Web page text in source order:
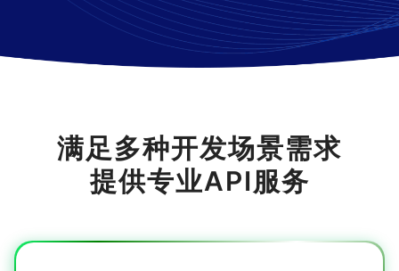
满足多种开发场景需求
提供专业API服务